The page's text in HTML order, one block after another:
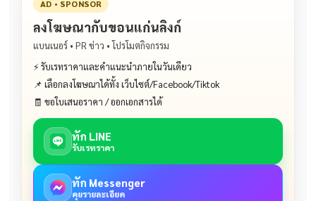
AD • SPONSOR
ลงโฆษณากับขอนแก่นลิงก์
แบนเนอร์ • PR ข่าว • โปรโมตกิจกรรม
⚡ รับเรทราคาและคำแนะนำภายในวันเดียว
📌 เลือกลงโฆษณาได้ทั้ง เว็บไซต์/Facebook/Tiktok
🧾 ขอใบเสนอราคา / ออกเอกสารได้
ทัก LINE
รับเรทราคา
ทัก Messenger
คุยรายละเอียด